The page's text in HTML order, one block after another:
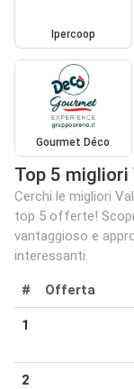
Ipercoop
Gourmet Déco
Top 5
Cerchi le migliori
top 5 offerte!
vantaggioso e
interessanti.
# Offerta
1
2